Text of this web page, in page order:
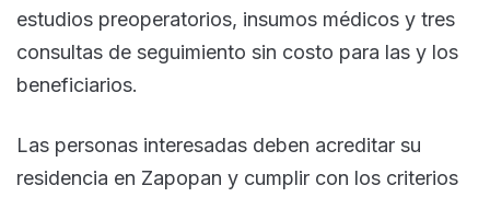
estudios preoperatorios, insumos médicos y tres
consultas de seguimiento sin costo para las y los
beneficiarios.
Las personas interesadas deben acreditar su
residencia en Zapopan y cumplir con los criterios